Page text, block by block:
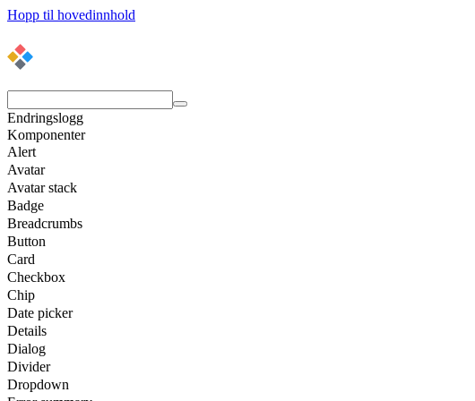
Hopp til hovedinnhold
Endringslogg
Komponenter
Alert
Avatar
Avatar stack
Badge
Breadcrumbs
Button
Card
Checkbox
Chip
Date picker
Details
Dialog
Divider
Dropdown